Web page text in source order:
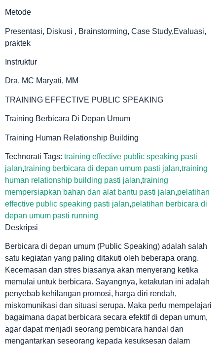
Metode
Presentasi, Diskusi , Brainstorming, Case Study,Evaluasi,
praktek
Instruktur
Dra. MC Maryati, MM
TRAINING EFFECTIVE PUBLIC SPEAKING
Training Berbicara Di Depan Umum
Training Human Relationship Building
Technorati Tags: training effective public speaking pasti
jalan,training berbicara di depan umum pasti jalan,training
human relationship building pasti jalan,training
mempersiapkan bahan dan alat bantu pasti jalan,pelatihan
effective public speaking pasti jalan,pelatihan berbicara di
depan umum pasti running
Deskripsi
Berbicara di depan umum (Public Speaking) adalah salah
satu kegiatan yang paling ditakuti oleh beberapa orang.
Kecemasan dan stres biasanya akan menyerang ketika
memulai untuk berbicara. Sayangnya, ketakutan ini adalah
penyebab kehilangan promosi, harga diri rendah,
miskomunikasi dan situasi serupa. Maka perlu mempelajari
bagaimana dapat berbicara secara efektif di depan umum,
agar dapat menjadi seorang pembicara handal dan
mengantarkan seseorang kepada kesuksesan dalam